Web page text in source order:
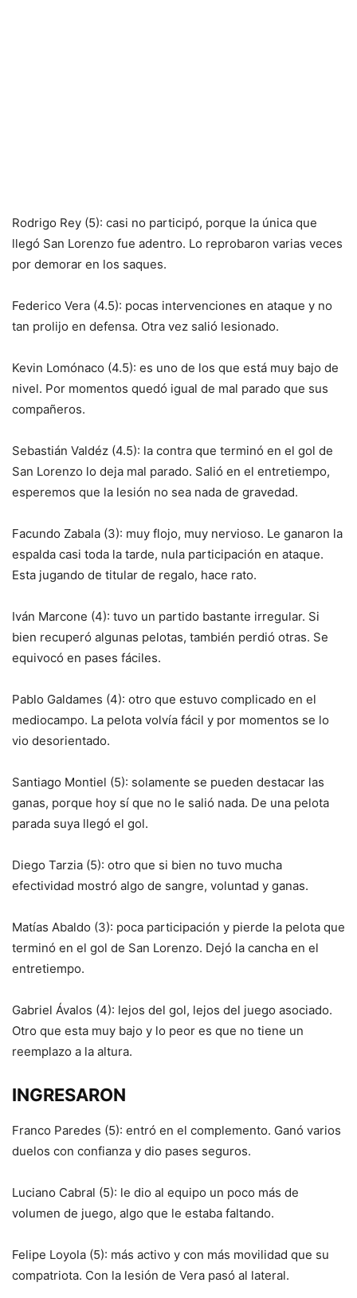
Rodrigo Rey (5): casi no participó, porque la única que
llegó San Lorenzo fue adentro. Lo reprobaron varias veces
por demorar en los saques.
Federico Vera (4.5): pocas intervenciones en ataque y no
tan prolijo en defensa. Otra vez salió lesionado.
Kevin Lomónaco (4.5): es uno de los que está muy bajo de
nivel. Por momentos quedó igual de mal parado que sus
compañeros.
Sebastián Valdéz (4.5): la contra que terminó en el gol de
San Lorenzo lo deja mal parado. Salió en el entretiempo,
esperemos que la lesión no sea nada de gravedad.
Facundo Zabala (3): muy flojo, muy nervioso. Le ganaron la
espalda casi toda la tarde, nula participación en ataque.
Esta jugando de titular de regalo, hace rato.
Iván Marcone (4): tuvo un partido bastante irregular. Si
bien recuperó algunas pelotas, también perdió otras. Se
equivocó en pases fáciles.
Pablo Galdames (4): otro que estuvo complicado en el
mediocampo. La pelota volvía fácil y por momentos se lo
vio desorientado.
Santiago Montiel (5): solamente se pueden destacar las
ganas, porque hoy sí que no le salió nada. De una pelota
parada suya llegó el gol.
Diego Tarzia (5): otro que si bien no tuvo mucha
efectividad mostró algo de sangre, voluntad y ganas.
Matías Abaldo (3): poca participación y pierde la pelota que
terminó en el gol de San Lorenzo. Dejó la cancha en el
entretiempo.
Gabriel Ávalos (4): lejos del gol, lejos del juego asociado.
Otro que esta muy bajo y lo peor es que no tiene un
reemplazo a la altura.
INGRESARON
Franco Paredes (5): entró en el complemento. Ganó varios
duelos con confianza y dio pases seguros.
Luciano Cabral (5): le dio al equipo un poco más de
volumen de juego, algo que le estaba faltando.
Felipe Loyola (5): más activo y con más movilidad que su
compatriota. Con la lesión de Vera pasó al lateral.